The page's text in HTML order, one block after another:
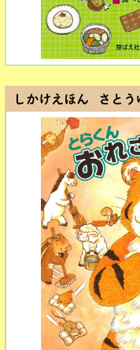
しかけえほん さとう